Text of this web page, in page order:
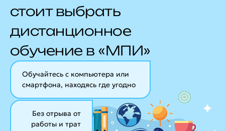
стоит выбрать
дистанционное
обучение в «МПИ»
Обучайтесь с компьютера или
смартфона, находясь где угодно
Без отрыва от
работы и трат